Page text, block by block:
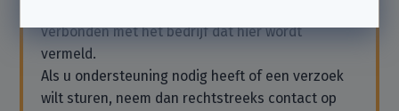
verbonden met het bedrijf dat hier wordt
vermeld.
Als u ondersteuning nodig heeft of een verzoek
wilt sturen, neem dan rechtstreeks contact op